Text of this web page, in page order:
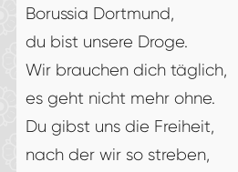
Borussia Dortmund,
du bist unsere Droge.
Wir brauchen dich täglich,
es geht nicht mehr ohne.
Du gibst uns die Freiheit,
nach der wir so streben,